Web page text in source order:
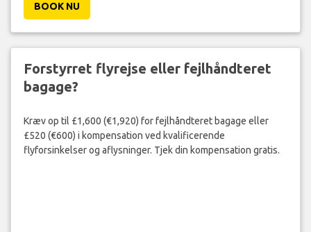
BOOK NU
Forstyrret flyrejse eller fejlhåndteret
bagage?
Kræv op til £1,600 (€1,920) for fejlhåndteret bagage eller
£520 (€600) i kompensation ved kvalificerende
flyforsinkelser og aflysninger. Tjek din kompensation gratis.